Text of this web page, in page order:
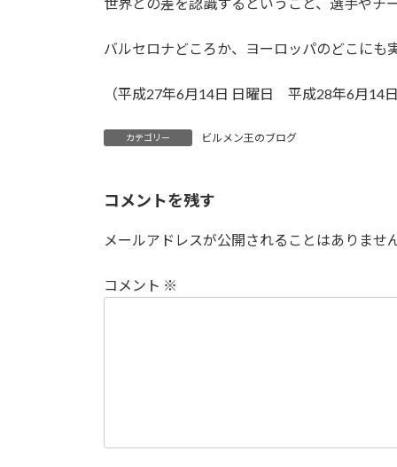
バルセロナどころか、ヨーロッパのどこにも
（平成27年6月14日 日曜日 平成28年6月14
カテゴリー ビルメン王のブログ
コメントを残す
メールアドレスが公開されることはありませ
コメント ※